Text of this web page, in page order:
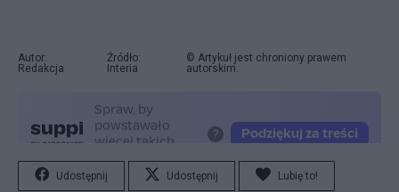
Autor:
Redakcja
Źródło:
Interia
© Artykuł jest chroniony prawem
autorskim.
Udostępnij Udostępnij Lubię to!